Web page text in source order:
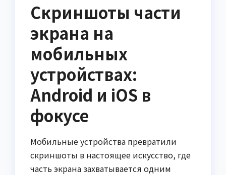
Скриншоты части
экрана на
мобильных
устройствах:
Android и iOS в
фокусе
Мобильные устройства превратили
скриншоты в настоящее искусство, где
часть экрана захватывается одним